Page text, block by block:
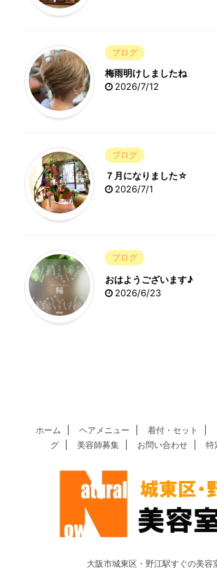
ブログ
梅雨明けしましたね
2026/7/12
ブログ
７月になりました☆
2026/7/1
ブログ
おはようございます♪
2026/6/23
ホーム ヘアメニュー 着付・セット
グ
美容師募集 お問い合わせ 特
大阪市城東区・野江駅すぐの美容